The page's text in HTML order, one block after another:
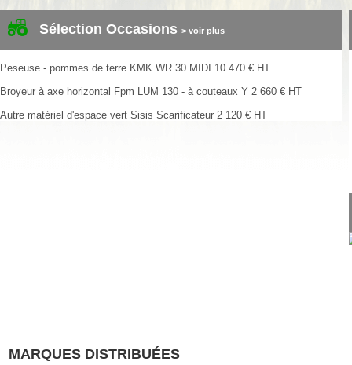
Sélection Occasions > voir plus
Peseuse - pommes de terre KMK WR 30 MIDI 10 470 € HT
Broyeur à axe horizontal Fpm LUM 130 - à couteaux Y 2 660 € HT
Autre matériel d'espace vert Sisis Scarificateur 2 120 € HT
MARQUES DISTRIBUÉES